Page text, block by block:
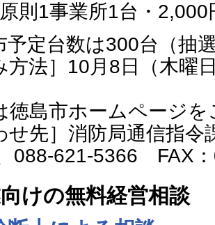
則1事業所1台・2,000
予定台数は300台（抽
方法］10月8日（木曜
島市ホームページを
せ先］消防局通信指
088-621-5366 FAX
けの無料経営相談